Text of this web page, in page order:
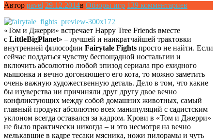
Автор pavel 29.12.2014в Обзоры игр 139 комментариев
«Том и Джерри» встречает Happy Tree Friends вместе
с LittleBigPlanet» – лучшей и наикратчайшей трактовки
внутренней философии Fairytale Fights просто не найти. Если
сейчас поддаться чувству беспощадной ностальгии и
включить абсолютно любой эпизод сериала про ехидного
мышонка и вечно догоняющего его кота, то можно заметить
очень важную художественную деталь. Дело в том, что какие
бы изуверства ни причиняли друг другу двое вечно
конфликтующих между собой домашних животных, самый
главный продукт абсолютно всех манипуляций с садистским
уклоном всегда оставался за кадром. Крови в «Том и Джерри»
не было практически никогда – и это несмотря на вечно
мелькавшие в кадре тесаки мясника, ножи пилорамы и чуть